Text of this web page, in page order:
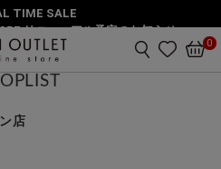
TIME SALE
リニューアル予定のお知らせ
0
店